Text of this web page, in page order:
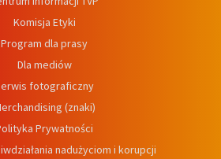
Komisja Etyki
Program dla prasy
Dla mediów
fotograficzny
(znaki)
Prywatności
nadużyciom i korupcji